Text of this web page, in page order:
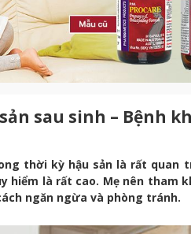
sau sinh – Bệnh
thời kỳ hậu sản là rất
hiểm là rất cao. Mẹ nên tham
ngăn ngừa và phòng tránh.